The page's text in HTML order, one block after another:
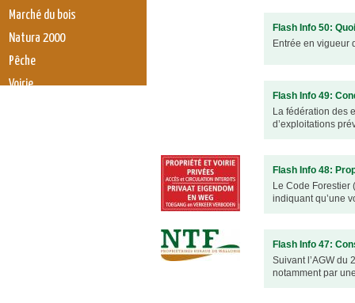
Flash Info 50:
Entrée en vigueur
Flash Info 49:
La fédération des
d’exploitations
Flash Info 48:
Le Code Forestier
indiquant qu’une
Flash Info 47:
Suivant l’AGW du
notamment par
Marché du bois
Natura 2000
Pêche
Voirie